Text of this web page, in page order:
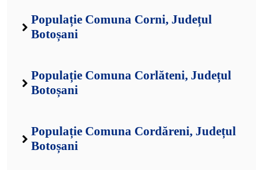
Populație Comuna Corni, Județul
Botoșani
Populație Comuna Corlăteni, Județul
Botoșani
Populație Comuna Cordăreni, Județul
Botoșani